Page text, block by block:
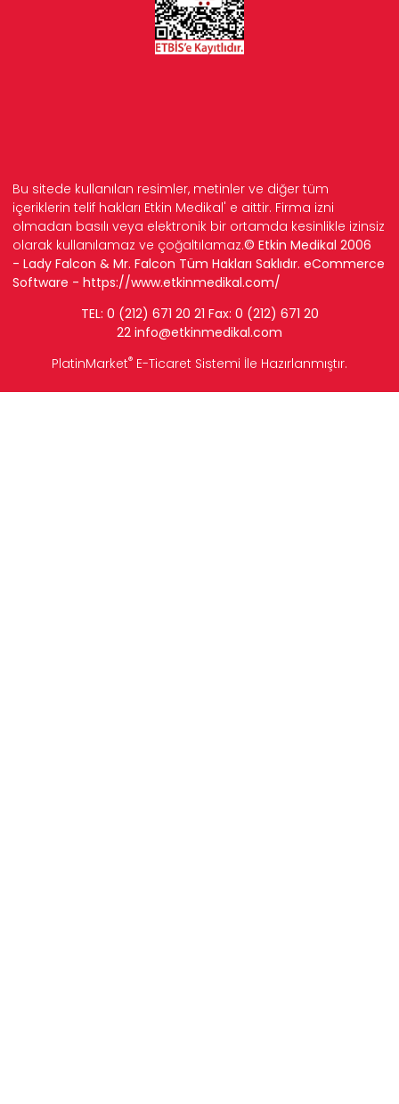
Bu sitede kullanılan resimler, metinler ve diğer tüm
içeriklerin telif hakları Etkin Medikal' e aittir. Firma izni
olmadan basılı veya elektronik bir ortamda kesinlikle izinsiz
olarak kullanılamaz ve çoğaltılamaz.© Etkin Medikal 2006
- Lady Falcon & Mr. Falcon Tüm Hakları Saklıdır. eCommerce
Software - https://www.etkinmedikal.com/
TEL: 0 (212) 671 20 21 Fax: 0 (212) 671 20
22 info@etkinmedikal.com
PlatinMarket® E-Ticaret Sistemi İle Hazırlanmıştır.